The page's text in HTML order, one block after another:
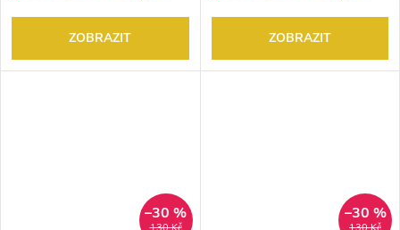
ZOBRAZIT ZOBRAZIT
–30 % –30 %